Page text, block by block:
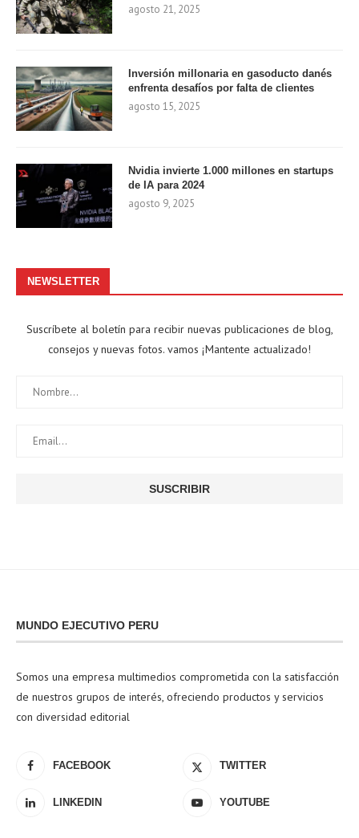
agosto 21, 2025
Inversión millonaria en gasoducto danés
enfrenta desafíos por falta de clientes
agosto 15, 2025
Nvidia invierte 1.000 millones en startups
de IA para 2024
agosto 9, 2025
NEWSLETTER
Suscríbete al boletín para recibir nuevas publicaciones de blog,
consejos y nuevas fotos. vamos ¡Mantente actualizado!
MUNDO EJECUTIVO PERU
Somos una empresa multimedios comprometida con la satisfacción
de nuestros grupos de interés, ofreciendo productos y servicios
con diversidad editorial
FACEBOOK TWITTER
LINKEDIN YOUTUBE